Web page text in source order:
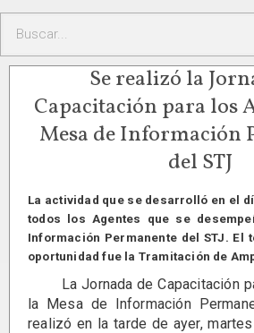
Se realizó la
Capacitación para los
Mesa de Información
del STJ
La actividad que se desarrolló en el
todos los Agentes que se
Información Permanente del STJ. El
oportunidad fue la Tramitación de
La Jornada de Capacitación
la Mesa de Información
realizó en la tarde de ayer,